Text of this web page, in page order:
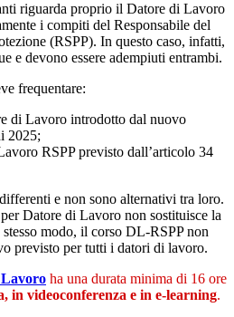
riguarda proprio il Datore di Lavoro
i compiti del Responsabile del
(RSPP). In questo caso, infatti,
e devono essere adempiuti entrambi.
frequentare:
di Lavoro introdotto dal nuovo
2025;
RSPP previsto dall’articolo 34
e non sono alternativi tra loro.
Datore di Lavoro non sostituisce la
modo, il corso DL-RSPP non
previsto per tutti i datori di lavoro.
Lavoro ha una durata minima di 16 ore
in videoconferenza e in e-learning.